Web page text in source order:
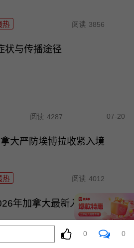
热 阅读 3856
状与传播途径
阅读 4287 07-20
大严防埃博拉收紧入境
热 阅读 4012
年加拿大最新入境全攻略
热
0 0